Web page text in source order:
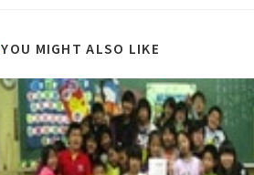
YOU MIGHT ALSO LIKE